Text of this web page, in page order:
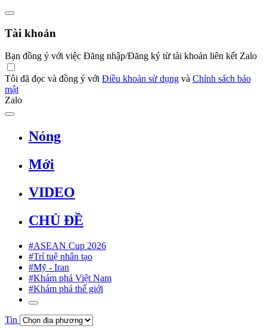
Tài khoản
Bạn đồng ý với việc Đăng nhập/Đăng ký từ tài khoản liên kết Zalo
Tôi đã đọc và đồng ý với Điều khoản sử dụng và Chính sách bảo
mật
Zalo
Nóng
Mới
VIDEO
CHỦ ĐỀ
#ASEAN Cup 2026
#Trí tuệ nhân tạo
#Mỹ - Iran
#Khám phá Việt Nam
#Khám phá thế giới
Tin